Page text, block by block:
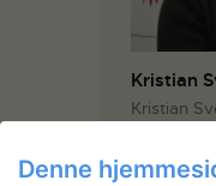
Kristian
Kristian
Denne